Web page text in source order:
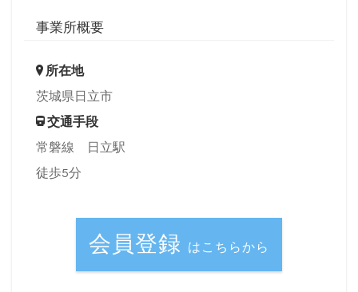
事業所概要
所在地
茨城県日立市
交通手段
常磐線 日立駅
徒歩5分
会員登録 はこちらから